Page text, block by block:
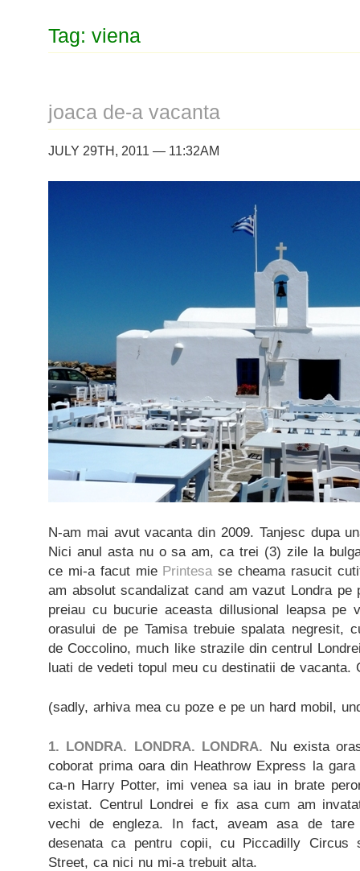
Tag: viena
joaca de-a vacanta
JULY 29TH, 2011 — 11:32AM
N-am mai avut vacanta din 2009. Tanjesc dupa
Nici anul asta nu o sa am, ca trei (3) zile la
ce mi-a facut mie Printesase cheama rasucit
am absolut scandalizat cand am vazut Londra pe
preiau cu bucurie aceasta dillusional leapsa pe
orasului de pe Tamisa trebuie spalata negresit,
de Coccolino, much like strazile din centrul
luati de vedeti topul meu cu destinatii de vacanta.
(sadly, arhiva mea cu poze e pe un hard mobil,
1. LONDRA. LONDRA. LONDRA. Nu exista
coborat prima oara din Heathrow Express la
ca-n Harry Potter, imi venea sa iau in brate
existat. Centrul Londrei e fix asa cum am
vechi de engleza. In fact, aveam asa de
desenata ca pentru copii, cu Piccadilly Circus
Street, ca nici nu mi-a trebuit alta.